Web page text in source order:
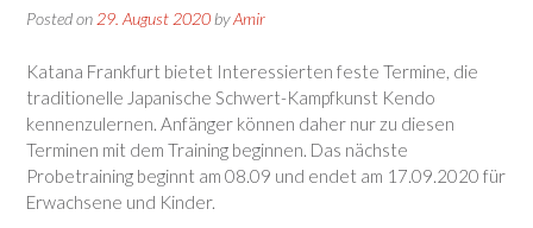
Posted on 29. August 2020 byAmir
Katana Frankfurt bietet Interessierten feste Termine, die
traditionelle Japanische Schwert-Kampfkunst Kendo
kennenzulernen. Anfänger können daher nur zu diesen
Terminen mit dem Training beginnen. Das nächste
Probetraining beginnt am 08.09 und endet am 17.09.2020 für
Erwachsene und Kinder.